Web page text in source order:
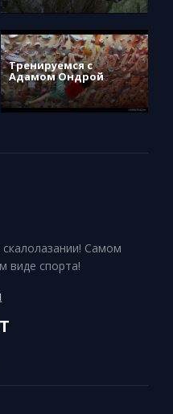
Тренируемся с
Адамом Ондрой
Самом
виде спорта!